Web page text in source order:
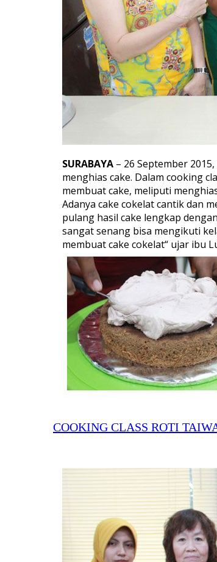
SURABAYA – 26 September
menghias cake. Dalam cooking
membuat cake, meliputi
Adanya cake cokelat cantik dan
pulang hasil cake lengkap
sangat senang bisa mengikuti
membuat cake cokelat“ ujar ibu
COOKING CLASS ROTI